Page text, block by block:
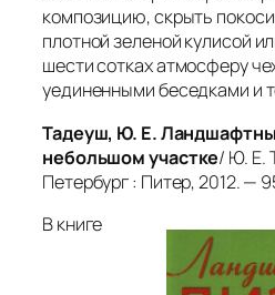
композицию, скрыть
плотной зеленой кулисой
шести сотках атмосферу
уединенными беседками и
Тадеуш, Ю. Е.
небольшом участке/ Ю. Е.
Петербург : Питер, 2012. —
В книге